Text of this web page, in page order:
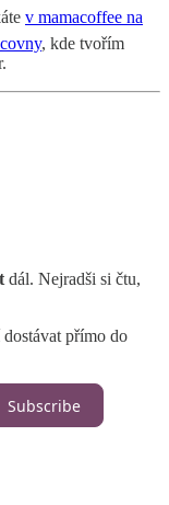
v mamacoffee na
, kde tvořím
dál. Nejradši si čtu,
přímo do
Subscribe